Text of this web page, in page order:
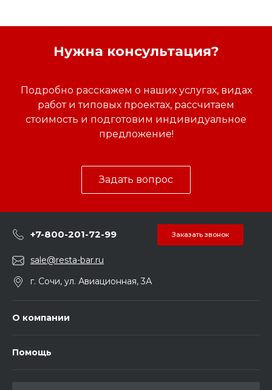
Нужна консультация?
Подробно расскажем о наших услугах, видах
работ и типовых проектах, рассчитаем
стоимость и подготовим индивидуальное
предложение!
Задать вопрос
+7-800-201-72-99 Заказать звонок
sale@resta-bar.ru
г. Сочи, ул. Авиационная, 3А
О компании
Помощь